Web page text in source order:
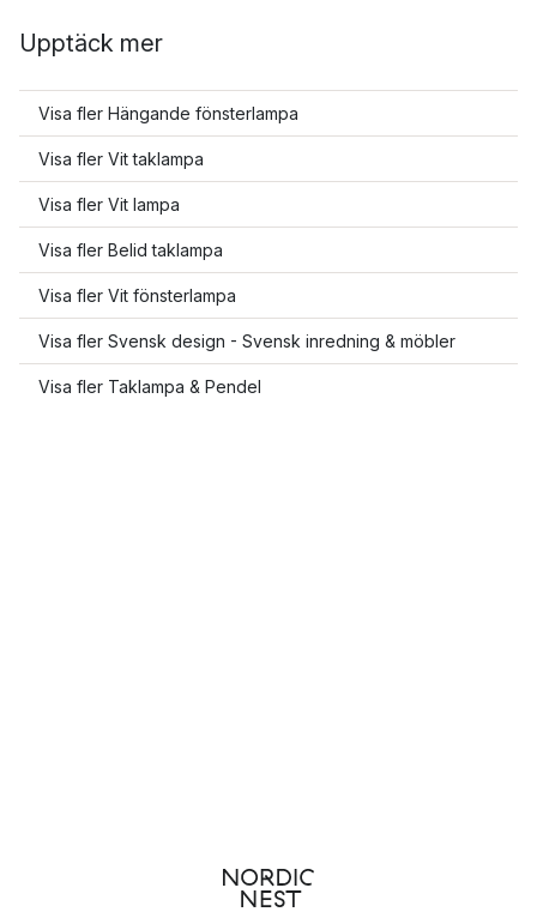
Upptäck mer
Visa fler Hängande fönsterlampa
Visa fler Vit taklampa
Visa fler Vit lampa
Visa fler Belid taklampa
Visa fler Vit fönsterlampa
Visa fler Svensk design - Svensk inredning & möbler
Visa fler Taklampa & Pendel